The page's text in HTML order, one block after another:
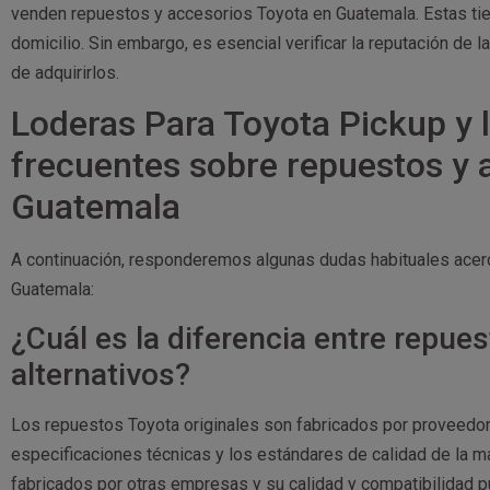
venden repuestos y accesorios Toyota en Guatemala. Estas
domicilio. Sin embargo, es esencial verificar la reputación de
de adquirirlos.
Loderas Para Toyota Pickup y
frecuentes sobre repuestos y
Guatemala
A continuación, responderemos algunas dudas habituales
Guatemala:
¿Cuál es la diferencia entre
alternativos?
Los repuestos Toyota originales son fabricados por
especificaciones técnicas y los estándares de calidad de la
fabricados por otras empresas y su calidad y compatibilidad